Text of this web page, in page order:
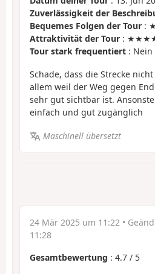
Zuverlässigkeit der
Bequemes Folgen der Tour :
Attraktivität der Tour :
Tour stark frequentiert : Nein
Schade, dass die Strecke
allem weil der Weg gegen
sehr gut sichtbar ist.
einfach und gut zugänglich
Maschinell übersetzt
24 Mär 2025 um 11:22 •
11:28
Gesamtbewertung : 4.7 / 5